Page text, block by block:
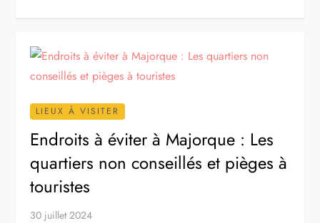
LIEUX À VISITER
Endroits à éviter à Majorque : Les
quartiers non conseillés et pièges à
touristes
30 juillet 2024